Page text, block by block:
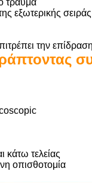
τραύμα
εξωτερικής σειράς
την
κάτω τελείας
οπισθοτομία